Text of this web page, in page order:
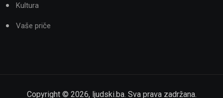
Kultura
Vaše priče
Copyright © 2026, ljudski.ba. Sva prava zadržana.